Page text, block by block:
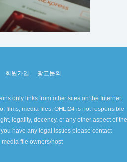
회원가입 광고문의
only links from other sites on the Internet.
films, media files. OHLI24 is not responsible
legality, decency, or any other aspect of the
have any legal issues please contact
media file owners/host